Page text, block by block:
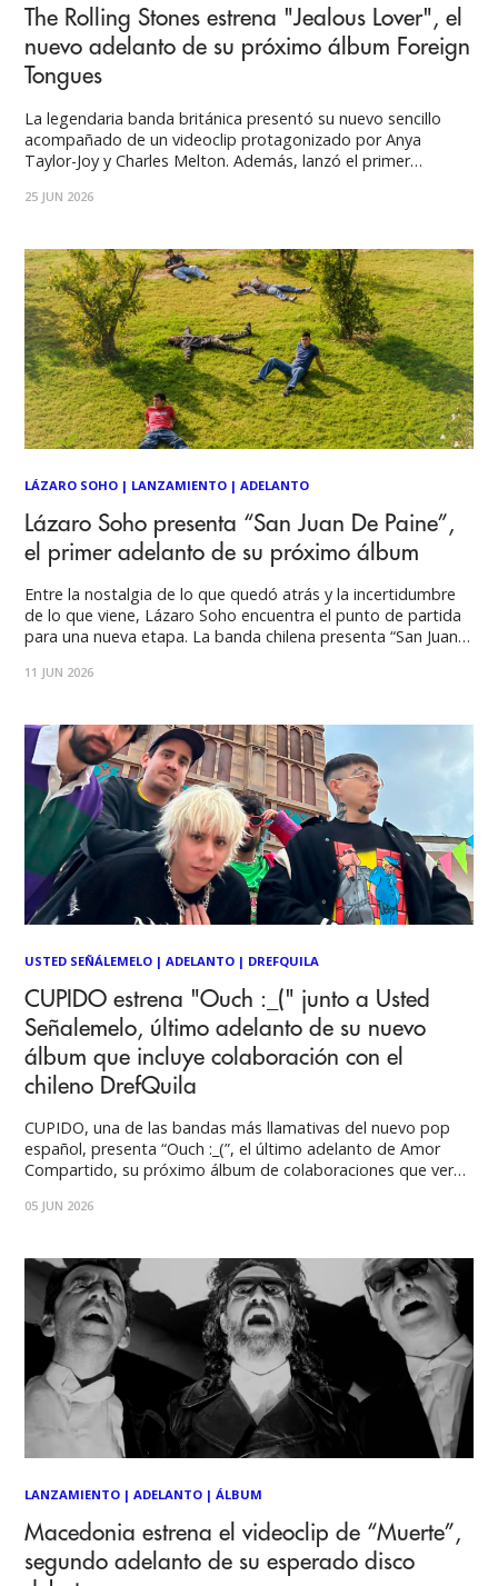
The Rolling Stones estrena "Jealous Lover", el
nuevo adelanto de su próximo álbum Foreign
Tongues
La legendaria banda británica presentó su nuevo sencillo
acompañado de un videoclip protagonizado por Anya
Taylor-Joy y Charles Melton. Además, lanzó el primer
el proceso creativo detrás de Foreign Tongues, su esperado
25 JUN 2026
LÁZARO SOHO | LANZAMIENTO |ADELANTO
Lázaro Soho presenta “San Juan De Paine”,
el primer adelanto de su próximo álbum
Entre la nostalgia de lo que quedó atrás y la incertidumbre
de lo que viene, Lázaro Soho encuentra el punto de partida
para una nueva etapa. La banda chilena presenta “San Juan
crecer sin perder de vista aquello que permanece: la
11 JUN 2026
USTED SEÑÁLEMELO |ADELANTO | DREFQUILA
CUPIDO estrena "Ouch :_(" junto a Usted
Señalemelo, último adelanto de su nuevo
álbum que incluye colaboración con el
chileno DrefQuila
CUPIDO, una de las bandas más llamativas del nuevo pop
español, presenta “Ouch :_(”, el último adelanto de Amor
Compartido, su próximo álbum de colaboraciones que verá
del artista chileno DrefQuila, además de nombres como
05 JUN 2026
LANZAMIENTO |ADELANTO |ÁLBUM
Macedonia estrena el videoclip de “Muerte”,
segundo adelanto de su esperado disco